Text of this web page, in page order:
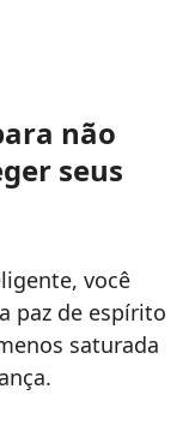
não
seus
você
paz de espírito
saturada